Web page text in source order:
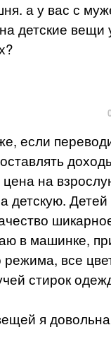
а у вас с
детские вещи
если
цена на
детскую. Детей
в машинке,
режима, все
стирок
я